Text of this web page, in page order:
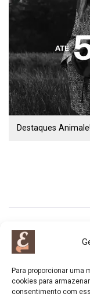
Para proporcionar uma
cookies para
consentimento com
Destaques Animale!
Copyright